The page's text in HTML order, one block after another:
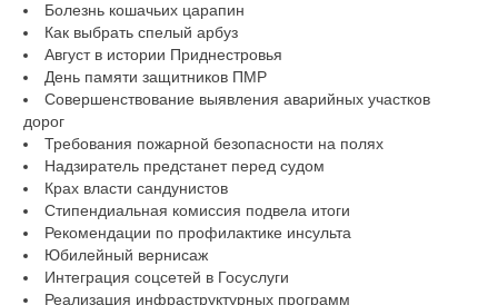
Болезнь кошачьих царапин
Как выбрать спелый арбуз
Август в истории Приднестровья
День памяти защитников ПМР
Совершенствование выявления аварийных участков
дорог
Требования пожарной безопасности на полях
Надзиратель предстанет перед судом
Крах власти сандунистов
Стипендиальная комиссия подвела итоги
Рекомендации по профилактике инсульта
Юбилейный вернисаж
Интеграция соцсетей в Госуслуги
Реализация инфраструктурных программ